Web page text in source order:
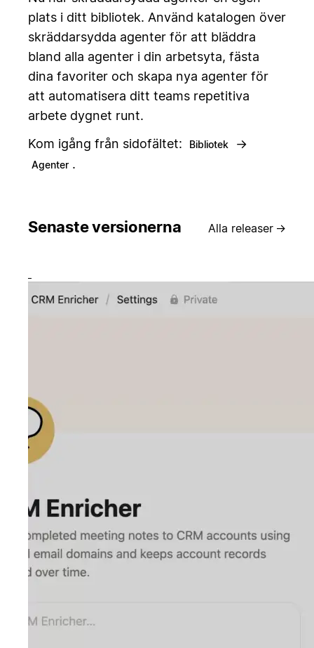
plats i ditt bibliotek. Använd katalogen över
skräddarsydda agenter för att bläddra
bland alla agenter i din arbetsyta, fästa
dina favoriter och skapa nya agenter för
att automatisera ditt teams repetitiva
arbete dygnet runt.
Kom igång från sidofältet:
Bibliotek →
Agenter .
Senaste versionerna Alla releaser →